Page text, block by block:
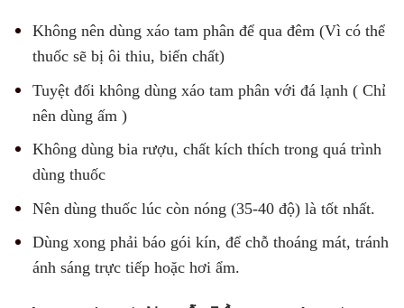
Không nên dùng xáo tam phân để qua đêm (Vì có thể
thuốc sẽ bị ôi thiu, biến chất)
Tuyệt đối không dùng xáo tam phân với đá lạnh ( Chỉ
nên dùng ấm )
Không dùng bia rượu, chất kích thích trong quá trình
dùng thuốc
Nên dùng thuốc lúc còn nóng (35-40 độ) là tốt nhất.
Dùng xong phải báo gói kín, để chỗ thoáng mát, tránh
ánh sáng trực tiếp hoặc hơi ẩm.